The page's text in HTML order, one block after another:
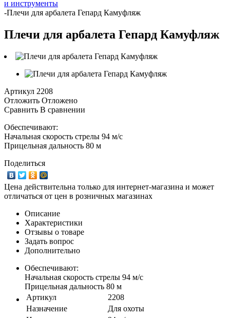
и инструменты
-Плечи для арбалета Гепард Камуфляж
Плечи для арбалета Гепард Камуфляж
Артикул 2208
Отложить Отложено
Сравнить В сравнении
Обеспечивают:
Начальная скорость стрелы 94 м/c
Прицельная дальность 80 м
Поделиться
Цена действительна только для интернет-магазина и может
отличаться от цен в розничных магазинах
Описание
Характеристики
Отзывы о товаре
Задать вопрос
Дополнительно
Обеспечивают:
Начальная скорость стрелы 94 м/c
Прицельная дальность 80 м
Артикул
2208
Назначение
Для охоты